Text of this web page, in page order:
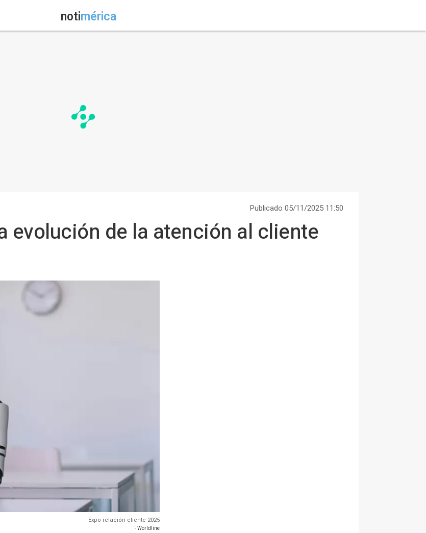
notimérica
Publicado 05/11/2025 11:50
evolución de la atención al cliente
Expo relación cliente 2025
- Worldline